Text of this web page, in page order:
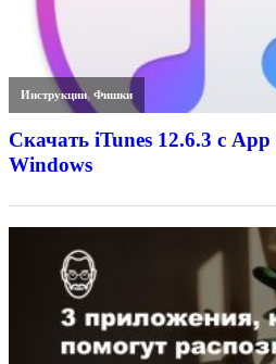
Инструкции,Фишки
Скачать iTunes 12.6.3 с
Windows